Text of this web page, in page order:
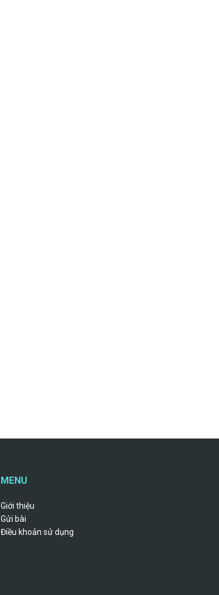
MENU
Giới thiệu
Gửi bài
Điều khoản sử dụng